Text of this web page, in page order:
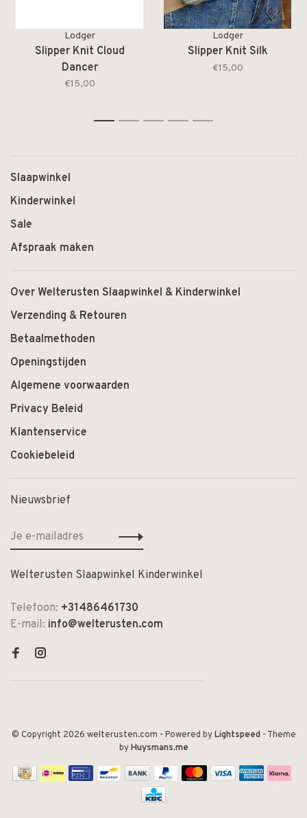
Lodger
Slipper Knit Cloud
Dancer
€15,00
Lodger
Slipper Knit Silk
€15,00
1 2 3 4 5
Slaapwinkel
Kinderwinkel
Sale
Afspraak maken
Over Welterusten Slaapwinkel & Kinderwinkel
Verzending & Retouren
Betaalmethoden
Openingstijden
Algemene voorwaarden
Privacy Beleid
Klantenservice
Cookiebeleid
Nieuwsbrief
Welterusten Slaapwinkel Kinderwinkel
Telefoon: +31486461730
E-mail: info@welterusten.com
© Copyright 2026 welterusten.com - Powered byLightspeed- Theme
byHuysmans.me